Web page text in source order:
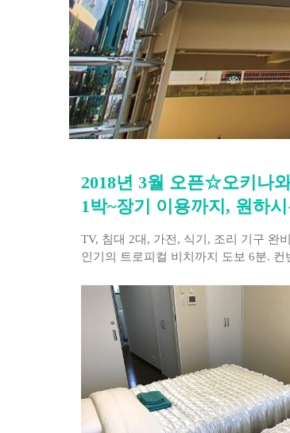
2018년 3월 오픈☆오키나
1박~장기 이용까지, 원하
TV, 침대 2대, 가전, 식기, 조리 기구 완
인기의 트로피컬 비치까지 도보 6분.